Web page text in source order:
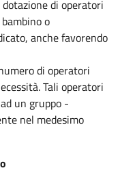
di operatori
o
anche favorendo
di operatori
Tali operatori
un gruppo -
nel medesimo